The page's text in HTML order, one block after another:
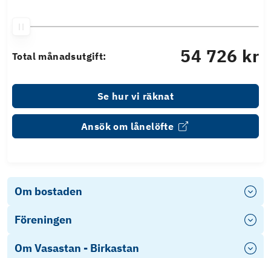
Total månadsutgift: 54 726 kr
Se hur vi räknat
Ansök om lånelöfte
Om bostaden
Föreningen
Om Vasastan - Birkastan